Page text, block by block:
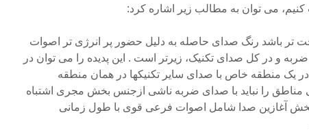
می توان به مطالب زیر اشاره کرد:
باشد رنگ صدای حاصله به دلیل حضور پر انرژی تر اصوات
و در کل صدای تکنیک، زیرتر است . این پدیده را می توان در
یک منطقه خاص با صدای سایر تکنیکها در همان منطقه
مناطق را نباید با صدای ضربه ناشی ازجنس بخش مجری اشتباه
آغازین صدا شامل اصوات فرعی قوی با طول زمانی